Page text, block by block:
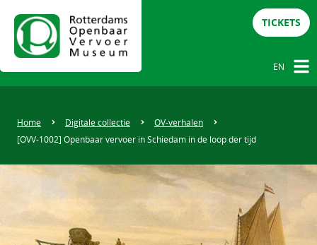
TICKETS
EN
Home Digitale collectie
OV-verhalen
[OVV-1002] Openbaar vervoer in Schiedam in de loop der tijd